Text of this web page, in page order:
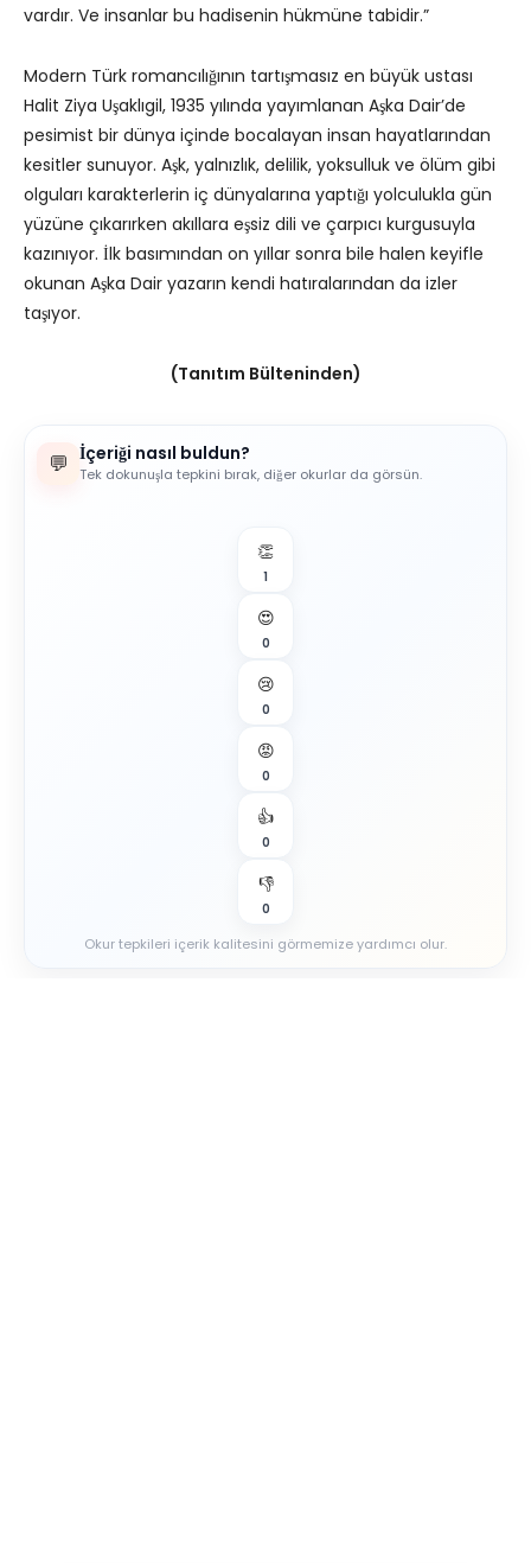
vardır. Ve insanlar bu hadisenin hükmüne tabidir.”
Modern Türk romancılığının tartışmasız en büyük ustası
Halit Ziya Uşaklıgil, 1935 yılında yayımlanan Aşka Dair’de
pesimist bir dünya içinde bocalayan insan hayatlarından
kesitler sunuyor. Aşk, yalnızlık, delilik, yoksulluk ve ölüm gibi
olguları karakterlerin iç dünyalarına yaptığı yolculukla gün
yüzüne çıkarırken akıllara eşsiz dili ve çarpıcı kurgusuyla
kazınıyor. İlk basımından on yıllar sonra bile halen keyifle
okunan Aşka Dair yazarın kendi hatıralarından da izler
taşıyor.
(Tanıtım Bülteninden)
💬 İçeriği nasıl buldun?
Tek dokunuşla tepkini bırak, diğer okurlar da görsün.
👏
1
😍
0
😢
0
😡
0
👍
0
👎
0
Okur tepkileri içerik kalitesini görmemize yardımcı olur.